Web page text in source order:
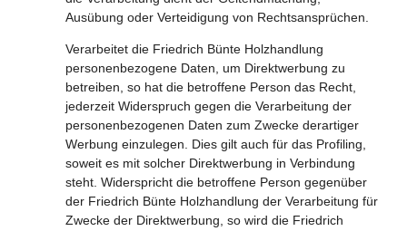
Ausübung oder Verteidigung von Rechtsansprüchen.
Verarbeitet die Friedrich Bünte Holzhandlung
personenbezogene Daten, um Direktwerbung zu
betreiben, so hat die betroffene Person das Recht,
jederzeit Widerspruch gegen die Verarbeitung der
personenbezogenen Daten zum Zwecke derartiger
Werbung einzulegen. Dies gilt auch für das Profiling,
soweit es mit solcher Direktwerbung in Verbindung
steht. Widerspricht die betroffene Person gegenüber
der Friedrich Bünte Holzhandlung der Verarbeitung für
Zwecke der Direktwerbung, so wird die Friedrich